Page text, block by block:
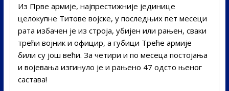
Из Прве армије, најпрестижније јединице
целокупне Титове војске, у последњих пет месеци
рата избачен је из строја, убијен или рањен, сваки
трећи војник и официр, а губици Треће армије
били су још већи. За четири и по месеца постојања
и војевања изгинуло је и рањено 47 одсто њеног
састава!